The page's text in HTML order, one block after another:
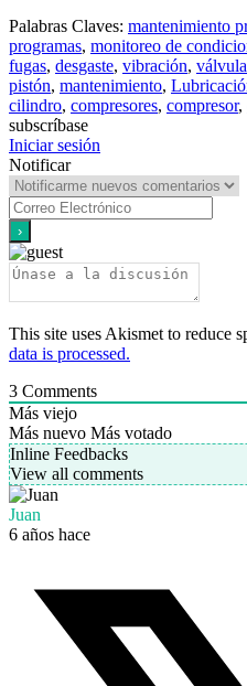
Palabras Claves: mantenimiento
programas, monitoreo de
fugas, desgaste, vibración,
pistón, mantenimiento,
cilindro, compresores, compresor,
subscríbase
Iniciar sesión
Notificar
This site uses Akismet to reduce
data is processed.
3 Comments
Más viejo
Más nuevo Más votado
Inline Feedbacks
View all comments
Juan
6 años hace